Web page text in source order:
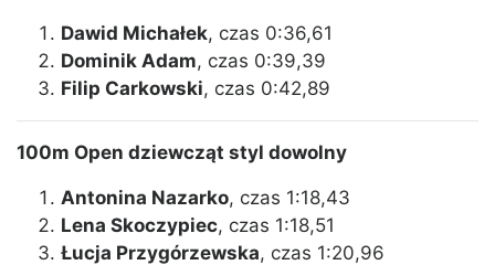
Dawid Michałek, czas 0:36,61
Dominik Adam, czas 0:39,39
Filip Carkowski, czas 0:42,89
100m Open dziewcząt styl dowolny
Antonina Nazarko, czas 1:18,43
Lena Skoczypiec, czas 1:18,51
Łucja Przygórzewska, czas 1:20,96